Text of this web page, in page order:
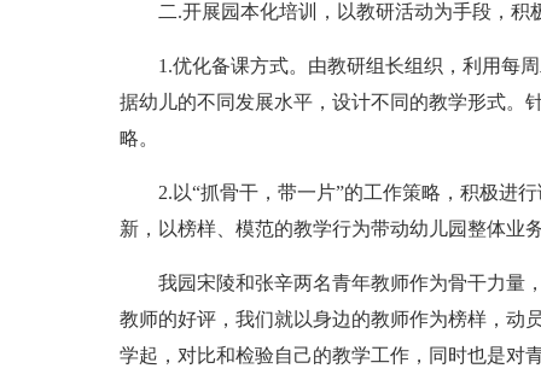
二.开展园本化培训，以教研活动为手段，
1.优化备课方式。由教研组长组织，利用每
据幼儿的不同发展水平，设计不同的教学形式。
略。
2.以“抓骨干，带一片”的工作策略，积极进
新，以榜样、模范的教学行为带动幼儿园整体业
我园宋陵和张辛两名青年教师作为骨干力量
教师的好评，我们就以身边的教师作为榜样，动
学起，对比和检验自己的教学工作，同时也是对